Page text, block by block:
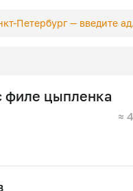
Петербург —введите
филе цыпленка
≈